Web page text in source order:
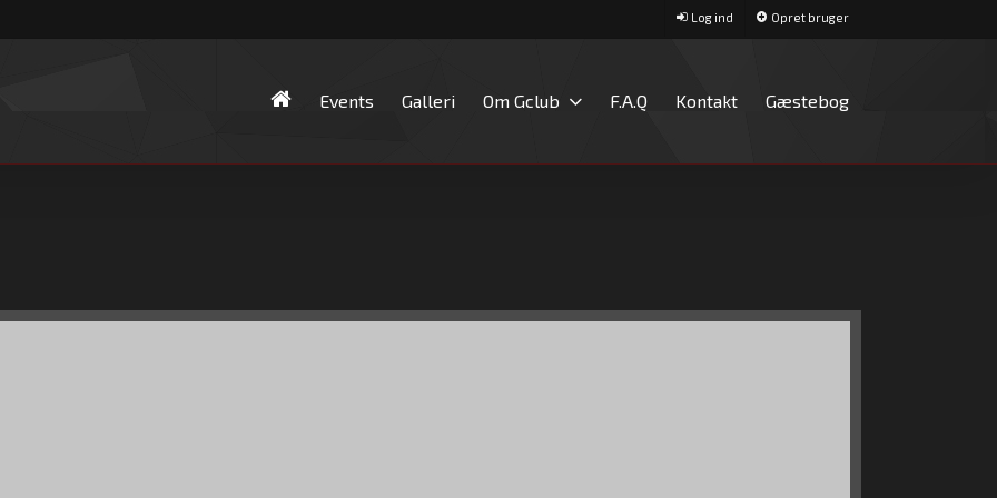
Log ind Opret bruger
Events Galleri Om Gclub F.A.Q Kontakt Gæstebog